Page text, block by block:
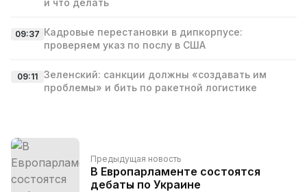
и что делать
09:37 Кадровые перестановки в дипкорпусе:
проверяем указ по послу в США
09:11 Зеленский: санкции должны «создавать им
проблемы» и бить по ракетной логистике
Предыдущая новость
В Европарламенте состоятся
дебаты по Украине